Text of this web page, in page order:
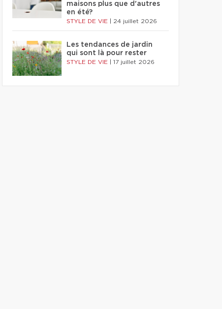
maisons plus que d'autres
en été?
STYLE DE VIE 24 juillet 2026
Les tendances de jardin
qui sont là pour rester
STYLE DE VIE 17 juillet 2026